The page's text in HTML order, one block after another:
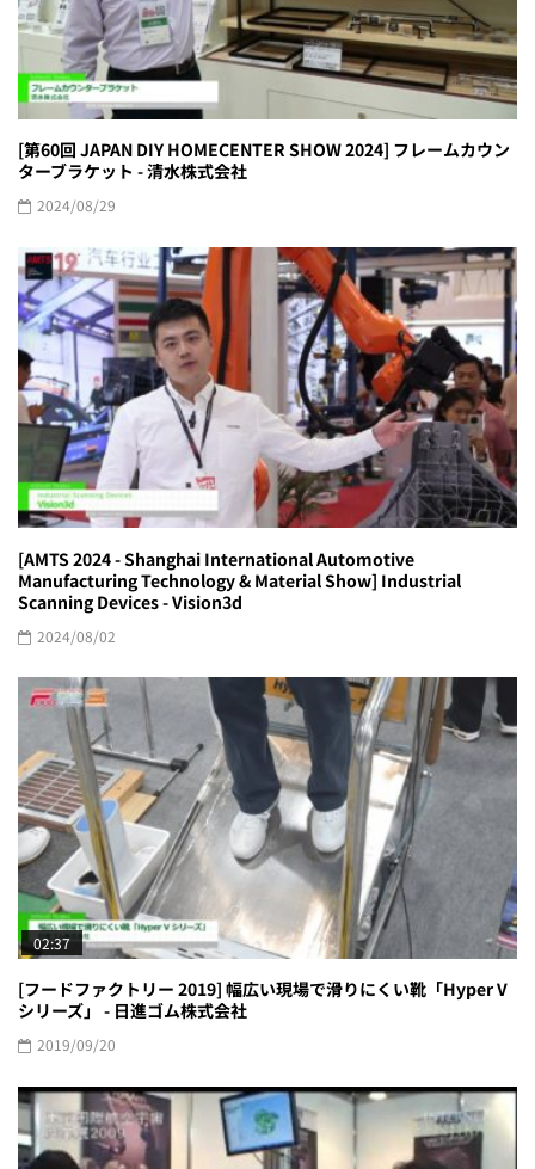
[第60回 JAPAN DIY HOMECENTER SHOW 2024] フレームカウン
ターブラケット - 清水株式会社
2024/08/29
[AMTS 2024 - Shanghai International Automotive
Manufacturing Technology & Material Show] Industrial
Scanning Devices - Vision3d
2024/08/02
02:37
[フードファクトリー 2019] 幅広い現場で滑りにくい靴「Hyper V
シリーズ」 - 日進ゴム株式会社
2019/09/20